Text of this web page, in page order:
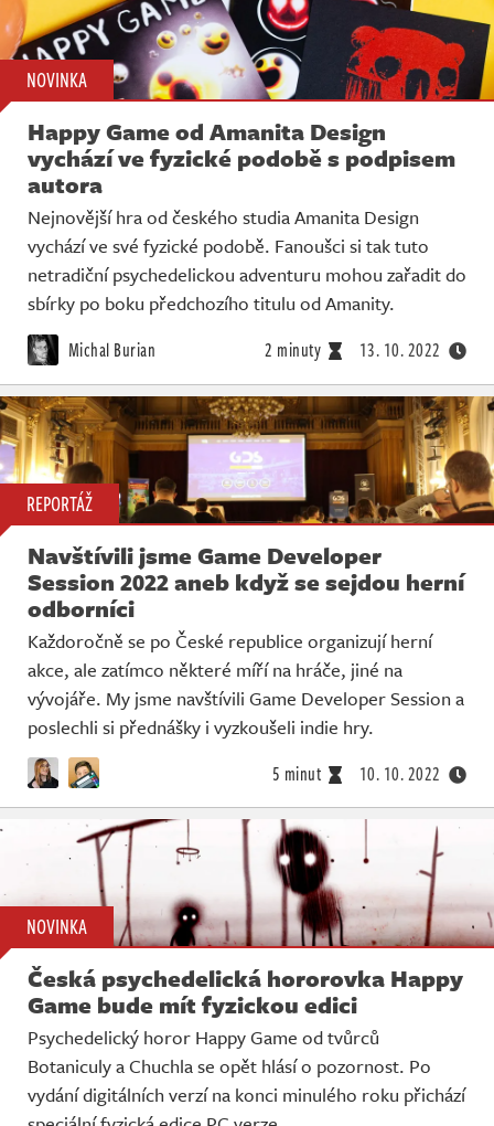
NOVINKA
Happy Game od Amanita Design
vychází ve fyzické podobě s podpisem
autora
Nejnovější hra od českého studia Amanita Design
vychází ve své fyzické podobě. Fanoušci si tak tuto
netradiční psychedelickou adventuru mohou zařadit do
sbírky po boku předchozího titulu od Amanity.
Michal Burian 2 minuty 13. 10. 2022
REPORTÁŽ
Navštívili jsme Game Developer
Session 2022 aneb když se sejdou herní
odborníci
Každoročně se po České republice organizují herní
akce, ale zatímco některé míří na hráče, jiné na
vývojáře. My jsme navštívili Game Developer Session a
poslechli si přednášky i vyzkoušeli indie hry.
5 minut 10. 10. 2022
NOVINKA
Česká psychedelická hororovka Happy
Game bude mít fyzickou edici
Psychedelický horor Happy Game od tvůrců
Botaniculy a Chuchla se opět hlásí o pozornost. Po
vydání digitálních verzí na konci minulého roku přichází